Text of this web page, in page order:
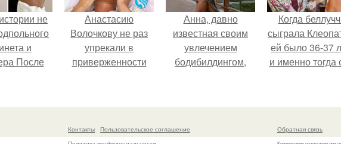
не
и
После
Анастасию
Волочкову не раз
упрекали в
приверженности
Анна, давно
известная своим
увлечением
бодибилдингом,
в роли модели.
Когда
сыграла
ей было 36-37
и именно тогда
Контакты
Пользовательское соглашение
Обратная связь